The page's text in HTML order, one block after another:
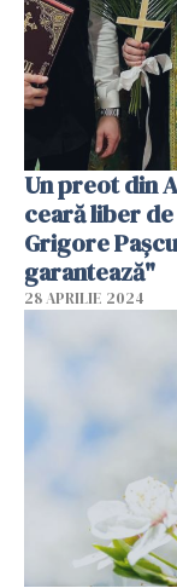
Un preot din
ceară liber
Grigore
garantează"
28 APRILIE 2024